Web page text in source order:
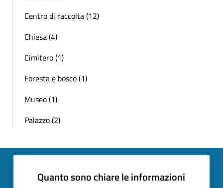
Centro di raccolta (12)
Chiesa (4)
Cimitero (1)
Foresta e bosco (1)
Museo (1)
Palazzo (2)
Quanto sono chiare le informazioni